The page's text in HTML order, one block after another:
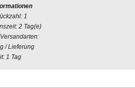
1
2 Tag(e)
/ Lieferung
1 Tag